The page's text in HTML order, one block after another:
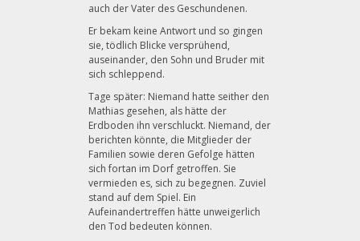
auch der Vater des Geschundenen.
Er bekam keine Antwort und so gingen
sie, tödlich Blicke versprühend,
auseinander, den Sohn und Bruder mit
sich schleppend.
Tage später: Niemand hatte seither den
Mathias gesehen, als hätte der
Erdboden ihn verschluckt. Niemand, der
berichten könnte, die Mitglieder der
Familien sowie deren Gefolge hätten
sich fortan im Dorf getroffen. Sie
vermieden es, sich zu begegnen. Zuviel
stand auf dem Spiel. Ein
Aufeinandertreffen hätte unweigerlich
den Tod bedeuten können.